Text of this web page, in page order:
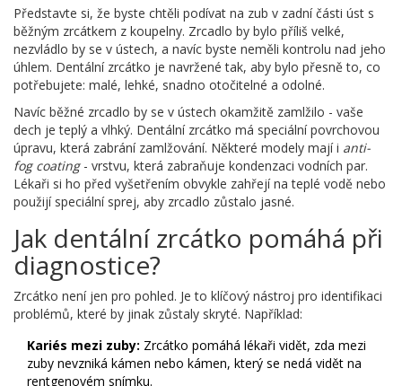
Představte si, že byste chtěli podívat na zub v zadní části úst s
běžným zrcátkem z koupelny. Zrcadlo by bylo příliš velké,
nezvládlo by se v ústech, a navíc byste neměli kontrolu nad jeho
úhlem. Dentální zrcátko je navržené tak, aby bylo přesně to, co
potřebujete: malé, lehké, snadno otočitelné a odolné.
Navíc běžné zrcadlo by se v ústech okamžitě zamlžilo - vaše
dech je teplý a vlhký. Dentální zrcátko má speciální povrchovou
úpravu, která zabrání zamlžování. Některé modely mají i anti-
fog coating- vrstvu, která zabraňuje kondenzaci vodních par.
Lékaři si ho před vyšetřením obvykle zahřejí na teplé vodě nebo
použijí speciální sprej, aby zrcadlo zůstalo jasné.
Jak dentální zrcátko pomáhá při
diagnostice?
Zrcátko není jen pro pohled. Je to klíčový nástroj pro identifikaci
problémů, které by jinak zůstaly skryté. Například:
Kariés mezi zuby: Zrcátko pomáhá lékaři vidět, zda mezi
zuby nevzniká kámen nebo kámen, který se nedá vidět na
rentgenovém snímku.